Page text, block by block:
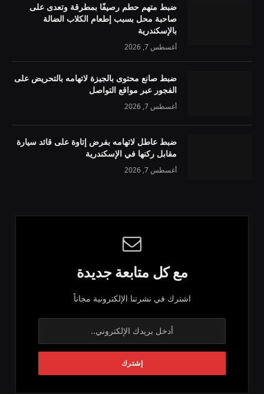
ضبط متهم حطم رصيفًا بمطرقة وتعدى على
صاحبة محل بسبب إطعام الكلاب الضالة
بالإسكندرية
أغسطس 7, 2026
ضبط صانع محتوى بالجيزة لاتهامه بالتحريض على
الفجور عبر مواقع التواصل
أغسطس 7, 2026
ضبط عاطل لاتهامه بفرض إتاوة على قائد سيارة
مقابل ركنها في الإسكندرية
أغسطس 7, 2026
مع كل متابعة جديدة
اشترك في نشرتنا الإلكترونية مجاناً